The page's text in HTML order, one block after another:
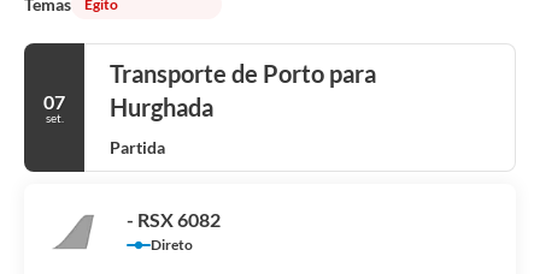
Temas
Egito
07
set.
Transporte de Porto para
Hurghada
Partida
- RSX 6082
Direto